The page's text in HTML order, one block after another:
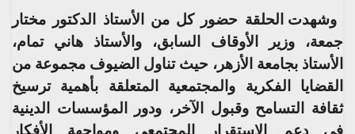
وشهدت الحلقة حضور كل من الأستاذ الدكتور مختار
جمعة، وزير الأوقاف السابق، والأستاذ هاني تمام،
الأستاذ بجامعة الأزهر، حيث تناول الضيوف مجموعة من
القضايا الفكرية والمجتمعية المتعلقة بأهمية ترسيخ
ثقافة التسامح وقبول الآخر، ودور المؤسسات الدينية
في دعم الاستقرار المجتمعي ومواجهة الأفكار